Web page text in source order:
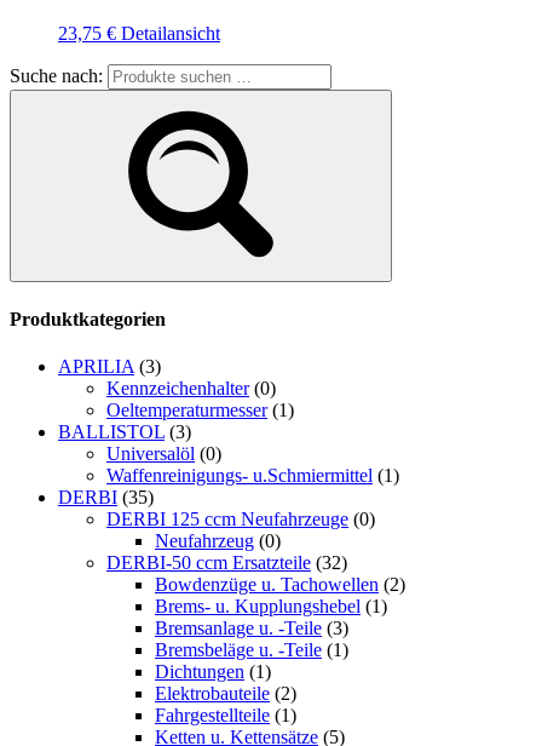
23,75 € Detailansicht
Suche nach:
Produktkategorien
APRILIA (3)
Kennzeichenhalter (0)
Oeltemperaturmesser (1)
BALLISTOL (3)
Universalöl (0)
Waffenreinigungs- u.Schmiermittel (1)
DERBI (35)
DERBI 125 ccm Neufahrzeuge (0)
Neufahrzeug (0)
DERBI-50 ccm Ersatzteile (32)
Bowdenzüge u. Tachowellen (2)
Brems- u. Kupplungshebel (1)
Bremsanlage u. -Teile (3)
Bremsbeläge u. -Teile (1)
Dichtungen (1)
Elektrobauteile (2)
Fahrgestellteile (1)
Ketten u. Kettensätze (5)